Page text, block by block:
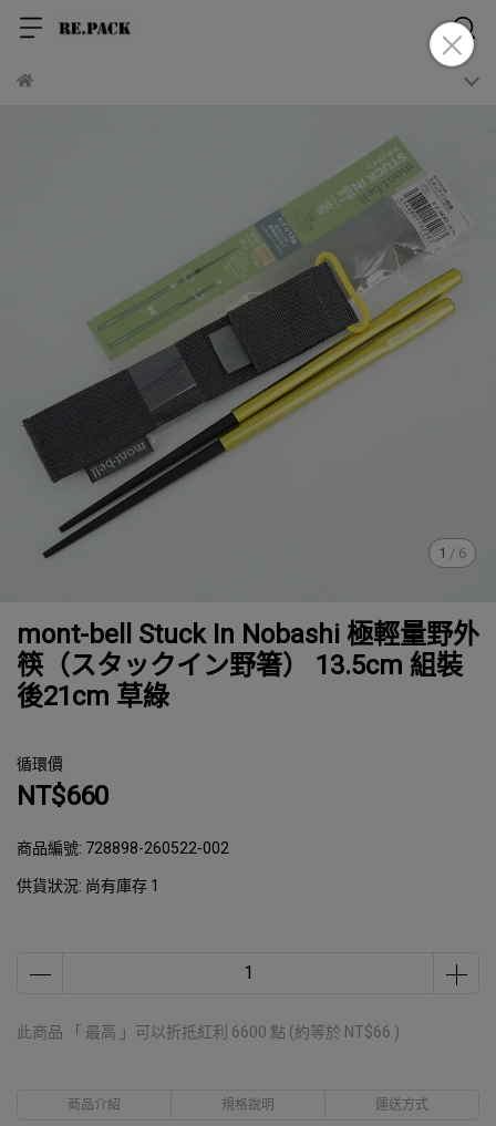
1 / 6
mont-bell Stuck In Nobashi 極輕量野外
筷（スタックイン野箸） 13.5cm 組裝
後21cm 草綠
循環價
NT$660
商品編號: 728898-260522-002
供貨狀況: 尚有庫存 1
此商品 「 最高 」可以折抵紅利 6600 點 (約等於 NT$66 )
商品介紹 規格說明 運送方式